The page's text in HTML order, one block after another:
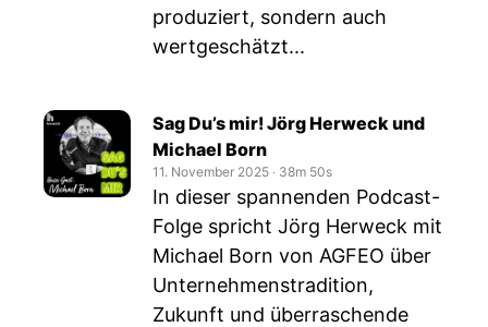
produziert, sondern auch
wertgeschätzt...
Sag Du’s mir! Jörg Herweck und
Michael Born
11. November 2025 ‧ 38m 50s
In dieser spannenden Podcast-
Folge spricht Jörg Herweck mit
Michael Born von AGFEO über
Unternehmenstradition,
Zukunft und überraschende